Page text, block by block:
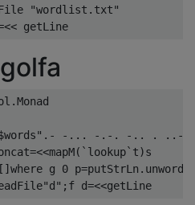
"wordlist.txt"
-... -.-. -..
g 0